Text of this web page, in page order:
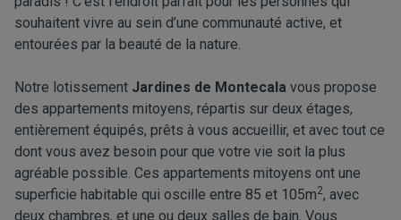
souhaitent vivre au sein d’une communauté active, et
entourées par la beauté de la nature.
Notre lotissement Jardines de Montecala vous propose
des appartements mitoyens, répartis sur deux étages,
entièrement équipés, prêts à vous accueillir, et avec tout ce
dont vous avez besoin pour que votre vie soit la plus
agréable possible. Ces appartements mitoyens ont une
superficie habitable qui oscille entre 85 et 105m2, avec
deux chambres, et une ou deux salles de bain. Vous